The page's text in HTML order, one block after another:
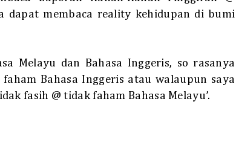
dapat membaca reality kehidupan di bumi
Melayu dan Bahasa Inggeris, so rasanya
Bahasa Inggeris atau walaupun saya
fasih @ tidak faham Bahasa Melayu’.